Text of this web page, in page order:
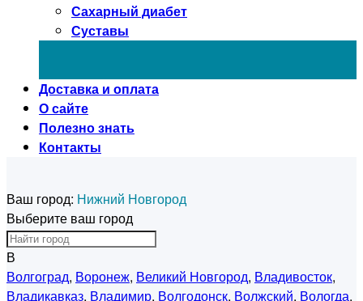
Сахарный диабет
Суставы
Доставка и оплата
О сайте
Полезно знать
Контакты
Ваш город: Нижний Новгород
Выберите ваш город
В
Волгоград, Воронеж, Великий Новгород, Владивосток,
Владикавказ, Владимир, Волгодонск, Волжский, Вологда,